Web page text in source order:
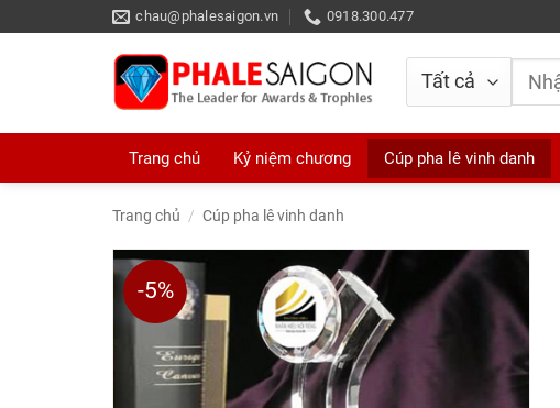
to
chau@phalesaigon.vn 0918.300.477
Tìm
kiếm:
Trang chủ Kỷ niệm chương Cúp pha lê vinh danh
Trang chủ / Cúp pha lê vinh danh
-5%